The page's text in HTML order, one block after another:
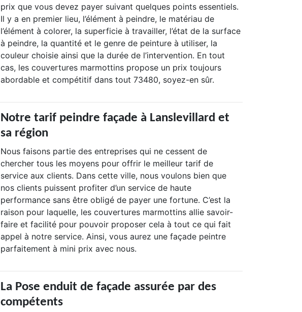
prix que vous devez payer suivant quelques points essentiels.
Il y a en premier lieu, l’élément à peindre, le matériau de
l’élément à colorer, la superficie à travailler, l’état de la surface
à peindre, la quantité et le genre de peinture à utiliser, la
couleur choisie ainsi que la durée de l’intervention. En tout
cas, les couvertures marmottins propose un prix toujours
abordable et compétitif dans tout 73480, soyez-en sûr.
Notre tarif peindre façade à Lanslevillard et
sa région
Nous faisons partie des entreprises qui ne cessent de
chercher tous les moyens pour offrir le meilleur tarif de
service aux clients. Dans cette ville, nous voulons bien que
nos clients puissent profiter d’un service de haute
performance sans être obligé de payer une fortune. C’est la
raison pour laquelle, les couvertures marmottins allie savoir-
faire et facilité pour pouvoir proposer cela à tout ce qui fait
appel à notre service. Ainsi, vous aurez une façade peintre
parfaitement à mini prix avec nous.
La Pose enduit de façade assurée par des
compétents